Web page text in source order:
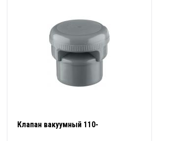
Клапан вакуумный 110-